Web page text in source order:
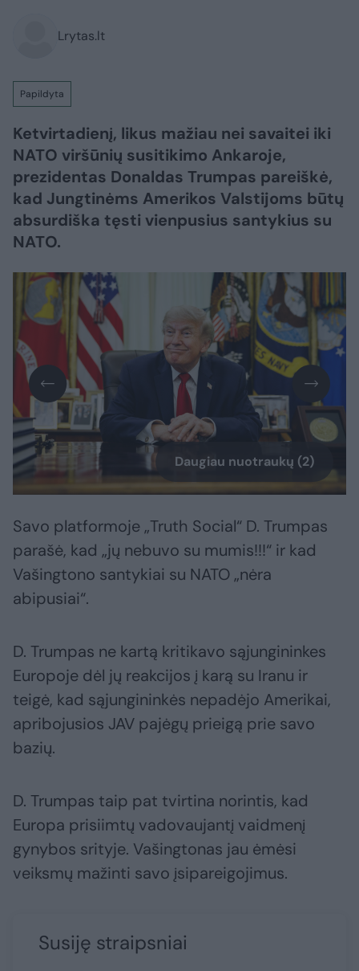
Lrytas.lt
Papildyta
Ketvirtadienį, likus mažiau nei savaitei iki
NATO viršūnių susitikimo Ankaroje,
prezidentas Donaldas Trumpas pareiškė,
kad Jungtinėms Amerikos Valstijoms būtų
absurdiška tęsti vienpusius santykius su
NATO.
Daugiau nuotraukų (2)
Savo platformoje „Truth Social“ D. Trumpas
parašė, kad „jų nebuvo su mumis!!!“ ir kad
Vašingtono santykiai su NATO „nėra
abipusiai“.
D. Trumpas ne kartą kritikavo sąjungininkes
Europoje dėl jų reakcijos į karą su Iranu ir
teigė, kad sąjungininkės nepadėjo Amerikai,
apribojusios JAV pajėgų prieigą prie savo
bazių.
D. Trumpas taip pat tvirtina norintis, kad
Europa prisiimtų vadovaujantį vaidmenį
gynybos srityje. Vašingtonas jau ėmėsi
veiksmų mažinti savo įsipareigojimus.
Susiję straipsniai